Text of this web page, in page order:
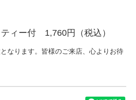
ィー付 1,760円（税込）
なります。皆様のご来店、心よりお待